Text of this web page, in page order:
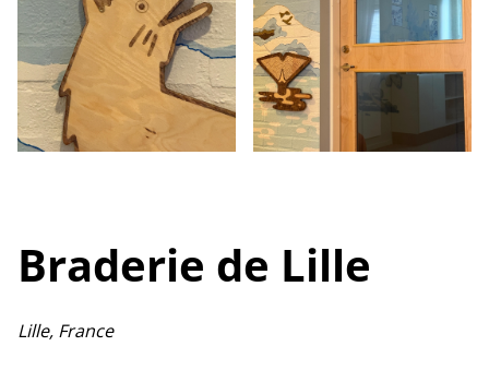
Braderie de Lille
Lille, France